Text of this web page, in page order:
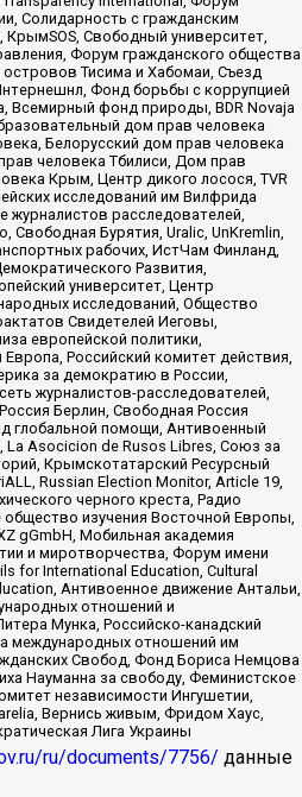
Солидарность с гражданским
Свободный университет,
Форум гражданского общества
Тисима и Хабомаи, Съезд
Фонд борьбы с коррупцией
Всемирный фонд природы, BDR Novaja
дом прав человека
Белорусский дом прав человека
человека Тбилиси, Дом прав
Крым, Центр дикого лосося, TVR
исследований им Вилфрида
журналистов расследователей,
Бурятия, Uralic, UnKremlin,
рабочих, ИстЧам Финланд,
Развития,
университет, Центр
исследований, Общество
Свидетелей Иеговы,
европейской политики,
Российский комитет действия,
за демократию в России,
журналистов-расследователей,
Берлин, Свободная Россия
глобальной помощи, Антивоенный
La Asocicion de Rusos Libres, Союз за
Крымскотатарский Ресурсный
Russian Election Monitor, Article 19,
черного креста, Радио
изучения Восточной Европы,
gGmbH, Мобильная академия
и миротворчества, Форум имени
for International Education, Cultural
Антивоенное движение Антальи,
отношений и
Мунка, Российско-канадский
международных отношений им
Свобод, Фонд Бориса Немцова
Науманна за свободу, Феминистское
независимости Ингушетии,
Вернись живым, Фридом Хаус,
Лига Украины
ru/documents/7756/ данные